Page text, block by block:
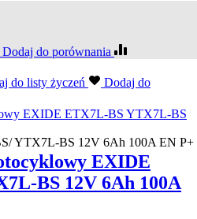
Dodaj do porównania
do listy życzeń
Dodaj do
YTX7L-BS 12V 6Ah 100A EN P+
EXIDE
BS 12V 6Ah 100A